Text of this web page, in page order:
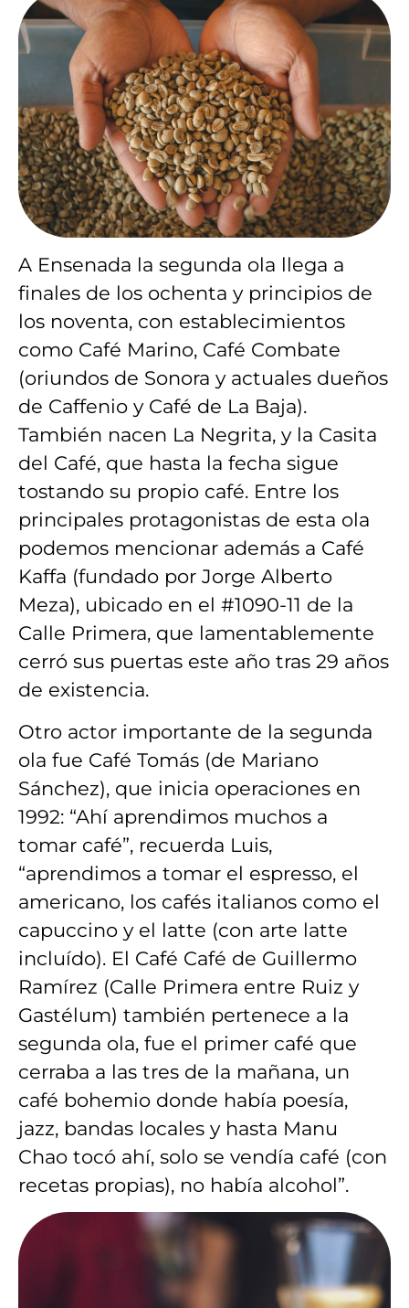
A Ensenada la segunda ola llega a
finales de los ochenta y principios de
los noventa, con establecimientos
como Café Marino, Café Combate
(oriundos de Sonora y actuales dueños
de Caffenio y Café de La Baja).
También nacen La Negrita, y la Casita
del Café, que hasta la fecha sigue
tostando su propio café. Entre los
principales protagonistas de esta ola
podemos mencionar además a Café
Kaffa (fundado por Jorge Alberto
Meza), ubicado en el #1090-11 de la
Calle Primera, que lamentablemente
cerró sus puertas este año tras 29 años
de existencia.
Otro actor importante de la segunda
ola fue Café Tomás (de Mariano
Sánchez), que inicia operaciones en
1992: “Ahí aprendimos muchos a
tomar café”, recuerda Luis,
“aprendimos a tomar el espresso, el
americano, los cafés italianos como el
capuccino y el latte (con arte latte
incluído). El Café Café de Guillermo
Ramírez (Calle Primera entre Ruiz y
Gastélum) también pertenece a la
segunda ola, fue el primer café que
cerraba a las tres de la mañana, un
café bohemio donde había poesía,
jazz, bandas locales y hasta Manu
Chao tocó ahí, solo se vendía café (con
recetas propias), no había alcohol”.